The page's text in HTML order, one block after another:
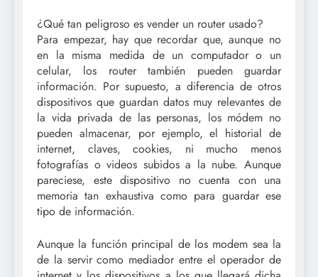
¿Qué tan peligroso es vender un router usado?
Para empezar, hay que recordar que, aunque no
en la misma medida de un computador o un
celular, los router también pueden guardar
información. Por supuesto, a diferencia de otros
dispositivos que guardan datos muy relevantes de
la vida privada de las personas, los módem no
pueden almacenar, por ejemplo, el historial de
internet, claves, cookies, ni mucho menos
fotografías o videos subidos a la nube. Aunque
pareciese, este dispositivo no cuenta con una
memoria tan exhaustiva como para guardar ese
tipo de información.
Aunque la función principal de los modem sea la
de la servir como mediador entre el operador de